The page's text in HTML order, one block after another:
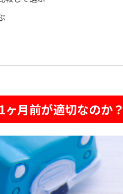
月前が適切なのか？